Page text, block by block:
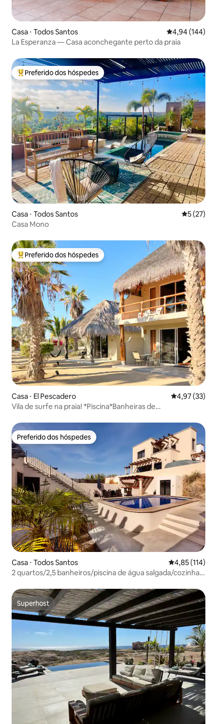
Casa ⋅ Todos Santos 4,94 de uma
4,94 (144)
La Esperanza — Casa aconchegante perto da praia
Entre os melhores preferidos dos hóspedes
Preferido dos hóspedes
Casa ⋅ Todos Santos 5 de uma
5 (27)
Casa Mono
Entre os melhores preferidos dos hóspedes
Preferido dos hóspedes
Casa ⋅ El Pescadero 4,97 de uma
4,97 (33)
Vila de surfe na praia! *Piscina*Banheiras de
Preferido dos hóspedes
Preferido dos hóspedes
Casa ⋅ Todos Santos 4,85 de uma
4,85 (114)
2 quartos/2,5 banheiros/piscina de água salgada/cozinha
Superhost
Superhost